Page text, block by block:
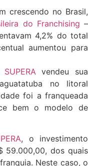
crescendo no Brasil,
do Franchising –
4,2% do total
aumentou para
SUPERA vendeu sua
no litoral
foi a franqueada
bem o modelo de
, o investimento
59.000,00, dos quais
Neste caso, o